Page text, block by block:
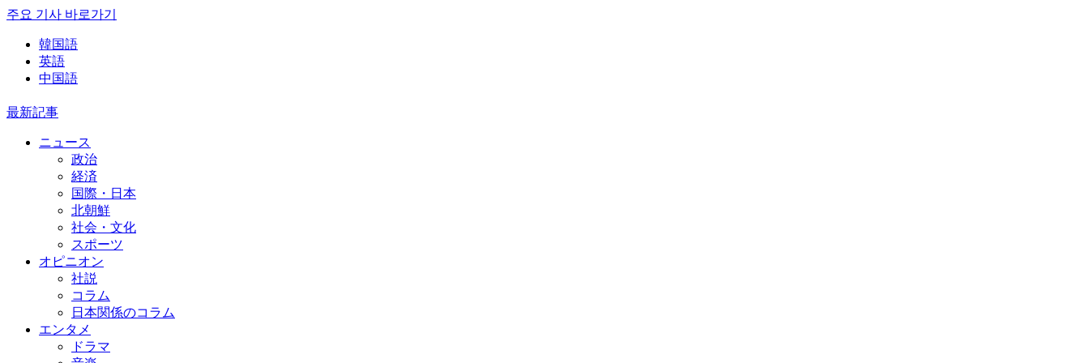
주요 기사 바로가기
韓国語
英語
中国語
最新記事
ニュース
政治
経済
国際・日本
北朝鮮
社会・文化
スポーツ
オピニオン
社説
コラム
日本関係のコラム
エンタメ
ドラマ